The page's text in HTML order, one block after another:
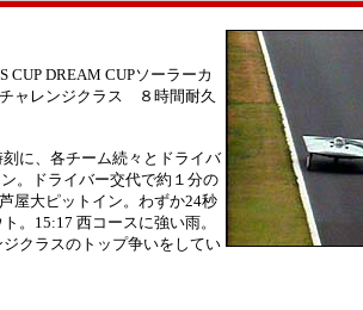
CUP DREAM CUPソーラーカ
ャレンジクラス ８時間耐久
に、各チーム続々とドライバ
。ドライバー交代で約１分の
屋大ピットイン。わずか24秒
。 15:17 西コースに強い雨。
クラスのトップ争いをしてい